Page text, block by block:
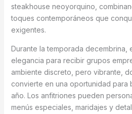
steakhouse neoyorquino,
toques contemporáneos que
exigentes.
Durante la temporada decembrina,
elegancia para recibir grupos
ambiente discreto, pero vibrante,
convierte en una oportunidad para
año. Los anfitriones pueden
menús especiales, maridajes y